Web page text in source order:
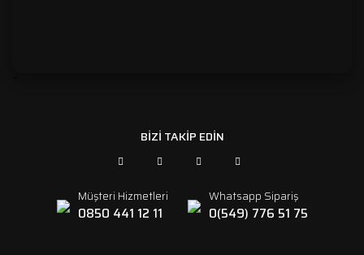
BİZİ TAKİP EDİN
Müşteri Hizmetleri
0850 441 12 11
Whatsapp Sipariş
0(549) 776 51 75